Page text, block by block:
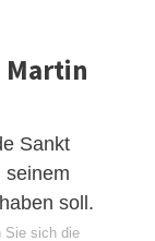
Martin
Sankt
seinem
soll.
Sie sich die